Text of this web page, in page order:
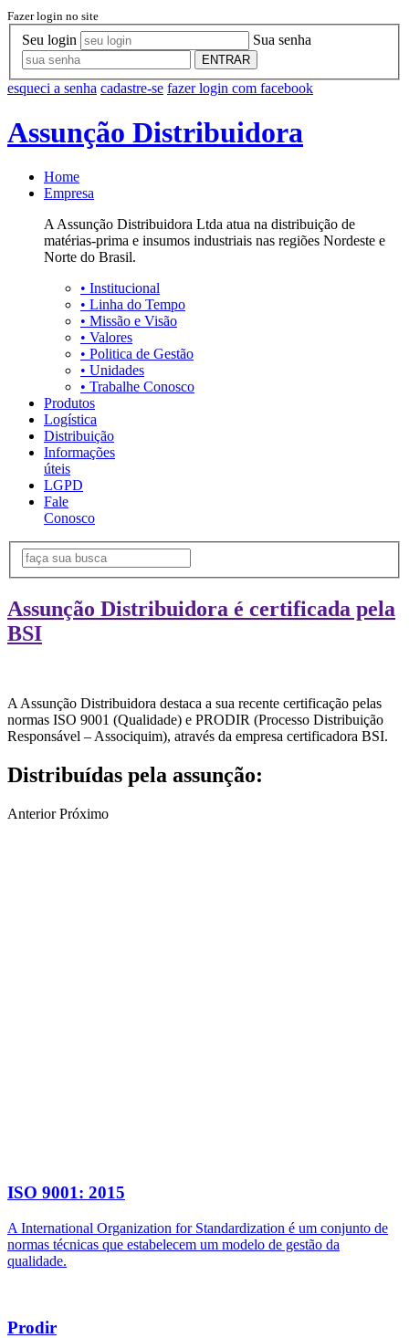
Fazer login no site
Seu login Sua senha
ENTRAR
esqueci a senha cadastre-se fazer login com facebook
Assunção Distribuidora
Home
Empresa
A Assunção Distribuidora Ltda atua na distribuição de
matérias-prima e insumos industriais nas regiões Nordeste e
Norte do Brasil.
• Institucional
• Linha do Tempo
• Missão e Visão
• Valores
• Politica de Gestão
• Unidades
• Trabalhe Conosco
Produtos
Logística
Distribuição
Informações
úteis
LGPD
Fale
Conosco
Assunção Distribuidora é certificada pela
BSI
A Assunção Distribuidora destaca a sua recente certificação pelas
normas ISO 9001 (Qualidade) e PRODIR (Processo Distribuição
Responsável – Associquim), através da empresa certificadora BSI.
Distribuídas pela assunção:
Anterior Próximo
ISO 9001: 2015
A International Organization for Standardization é um conjunto de
normas técnicas que estabelecem um modelo de gestão da
qualidade.
Prodir